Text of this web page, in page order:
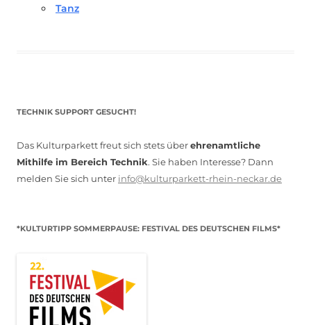
Tanz
TECHNIK SUPPORT GESUCHT!
Das Kulturparkett freut sich stets überehrenamtliche
Mithilfe im Bereich Technik. Sie haben Interesse? Dann
melden Sie sich unter info@kulturparkett-rhein-neckar.de
*KULTURTIPP SOMMERPAUSE: FESTIVAL DES DEUTSCHEN FILMS*